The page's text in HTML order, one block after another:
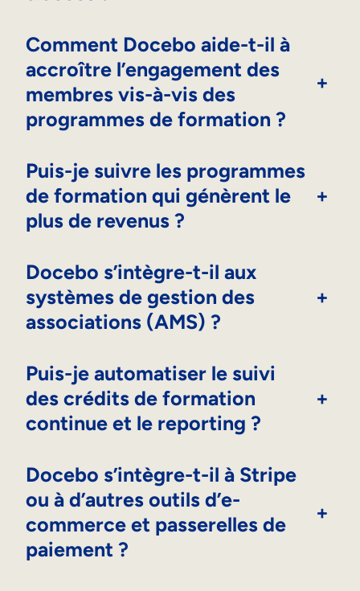
Comment Docebo aide-t-il à
accroître l’engagement des
membres vis-à-vis des
programmes de formation ?
+
Puis-je suivre les programmes
de formation qui génèrent le
plus de revenus ?
+
Docebo s’intègre-t-il aux
systèmes de gestion des
associations (AMS) ?
+
Puis-je automatiser le suivi
des crédits de formation
continue et le reporting ?
+
Docebo s’intègre-t-il à Stripe
ou à d’autres outils d’e-
commerce et passerelles de
paiement ?
+